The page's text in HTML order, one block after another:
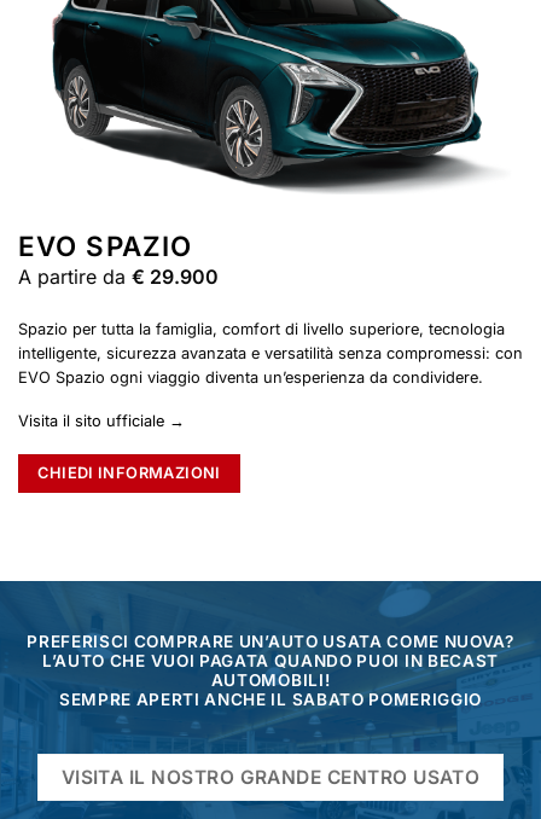
EVO SPAZIO
A partire da € 29.900
Spazio per tutta la famiglia, comfort di livello superiore, tecnologia
intelligente, sicurezza avanzata e versatilità senza compromessi: con
EVO Spazio ogni viaggio diventa un’esperienza da condividere.
Visita il sito ufficiale →
CHIEDI INFORMAZIONI
PREFERISCI COMPRARE UN’AUTO USATA COME NUOVA?
L’AUTO CHE VUOI PAGATA QUANDO PUOI IN BECAST
AUTOMOBILI!
SEMPRE APERTI ANCHE IL SABATO POMERIGGIO
VISITA IL NOSTRO GRANDE CENTRO USATO